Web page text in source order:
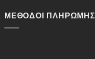
ΜΈΘΟΔΟΙ ΠΛΗΡΩΜΉΣ